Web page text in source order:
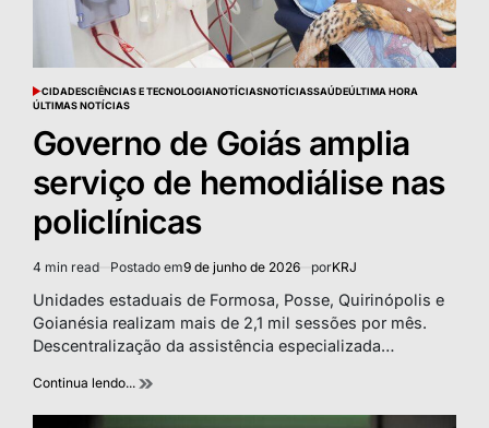
POSTED
CIDADESCIÊNCIAS E TECNOLOGIANOTÍCIASNOTÍCIASSAÚDEÚLTIMA HORA
ÚLTIMAS NOTÍCIAS
Governo de Goiás amplia
serviço de hemodiálise nas
policlínicas
Estimated
read
time
4 min read Postado em9 de junho de 2026 porKRJ
Unidades estaduais de Formosa, Posse, Quirinópolis e
Goianésia realizam mais de 2,1 mil sessões por mês.
Descentralização da assistência especializada…
Continua lendo...